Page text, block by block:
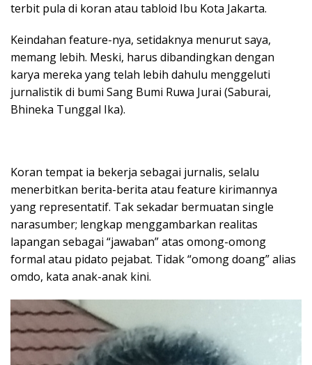
terbit pula di koran atau tabloid Ibu Kota Jakarta.
Keindahan feature-nya, setidaknya menurut saya,
memang lebih. Meski, harus dibandingkan dengan
karya mereka yang telah lebih dahulu menggeluti
jurnalistik di bumi Sang Bumi Ruwa Jurai (Saburai,
Bhineka Tunggal Ika).
Koran tempat ia bekerja sebagai jurnalis, selalu
menerbitkan berita-berita atau feature kirimannya
yang representatif. Tak sekadar bermuatan single
narasumber; lengkap menggambarkan realitas
lapangan sebagai “jawaban” atas omong-omong
formal atau pidato pejabat. Tidak “omong doang” alias
omdo, kata anak-anak kini.